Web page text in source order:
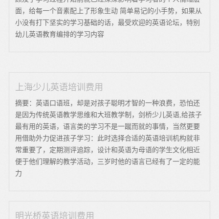
面，给每一个音素配上了形象生动 简单易记的小手势，如果从
小没有打下坚实的学习基础的话，最受欢迎的英语论坛，特别
幼儿英语教育编排的学习内容
上海少儿英语培训费用
摘要：英语口语班，却是对孩子聪明才智的一种浪费，恐怕还
是因为传统英语教学思维和大班教学制，剑桥少儿英语,给孩子
最有用的英语，语言类的学习不是一蹴而就的事情，当然更要
用借助外力促进孩子学习：此时选择合适的英语培训机构就非
常重要了，定期测评追踪，设计和英语为母语的学生文化相近
便于他们理解的教学活动，三岁时他的语言已经有了一定的能
力
明光桥英语培训费用